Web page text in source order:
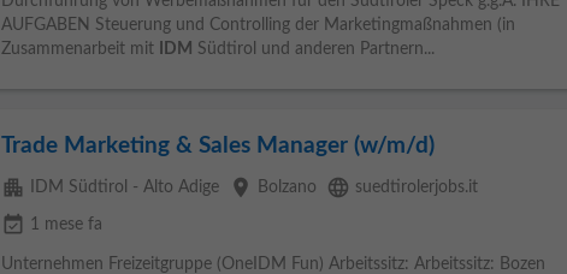
AUFGABEN Steuerung und Controlling der Marketingmaßnahmen (in
Zusammenarbeit mit
IDM Südtirol und anderen Partnern...
Trade Marketing & Sales Manager (w/m/d)
apartment IDM Südtirol - Alto Adige place Bolzano language suedtirolerjobs.it
event_available 1 mese fa
Unternehmen Freizeitgruppe (OneIDM Fun) Arbeitssitz: Arbeitssitz: Bozen